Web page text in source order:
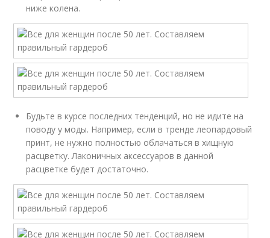
ниже колена.
Будьте в курсе последних тенденций, но не идите на
поводу у моды. Например, если в тренде леопардовый
принт, не нужно полностью облачаться в хищную
расцветку. Лаконичных аксессуаров в данной
расцветке будет достаточно.